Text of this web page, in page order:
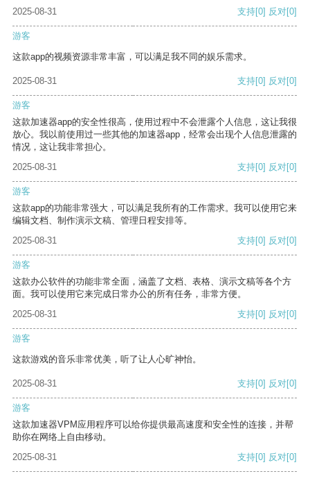
2025-08-31 支持[0] 反对[0]
游客
这款app的视频资源非常丰富，可以满足我不同的娱乐需求。
2025-08-31 支持[0] 反对[0]
游客
这款加速器app的安全性很高，使用过程中不会泄露个人信息，这让我很
放心。我以前使用过一些其他的加速器app，经常会出现个人信息泄露的
情况，这让我非常担心。
2025-08-31
支持[0] 反对[0]
游客
这款app的功能非常强大，可以满足我所有的工作需求。我可以使用它来
编辑文档、制作演示文稿、管理日程安排等。
2025-08-31
支持[0] 反对[0]
游客
这款办公软件的功能非常全面，涵盖了文档、表格、演示文稿等各个方
面。我可以使用它来完成日常办公的所有任务，非常方便。
2025-08-31
支持[0] 反对[0]
游客
这款游戏的音乐非常优美，听了让人心旷神怡。
2025-08-31 支持[0] 反对[0]
游客
这款加速器VPM应用程序可以给你提供最高速度和安全性的连接，并帮
助你在网络上自由移动。
2025-08-31
支持[0] 反对[0]